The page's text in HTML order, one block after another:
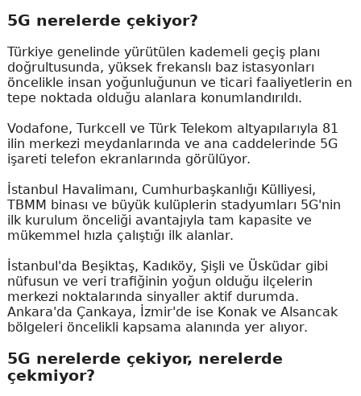
5G nerelerde çekiyor?
Türkiye genelinde yürütülen kademeli geçiş planı
doğrultusunda, yüksek frekanslı baz istasyonları
öncelikle insan yoğunluğunun ve ticari faaliyetlerin en
tepe noktada olduğu alanlara konumlandırıldı.
Vodafone, Turkcell ve Türk Telekom altyapılarıyla 81
ilin merkezi meydanlarında ve ana caddelerinde 5G
işareti telefon ekranlarında görülüyor.
İstanbul Havalimanı, Cumhurbaşkanlığı Külliyesi,
TBMM binası ve büyük kulüplerin stadyumları 5G'nin
ilk kurulum önceliği avantajıyla tam kapasite ve
mükemmel hızla çalıştığı ilk alanlar.
İstanbul'da Beşiktaş, Kadıköy, Şişli ve Üsküdar gibi
nüfusun ve veri trafiğinin yoğun olduğu ilçelerin
merkezi noktalarında sinyaller aktif durumda.
Ankara'da Çankaya, İzmir'de ise Konak ve Alsancak
bölgeleri öncelikli kapsama alanında yer alıyor.
5G nerelerde çekiyor, nerelerde
çekmiyor?